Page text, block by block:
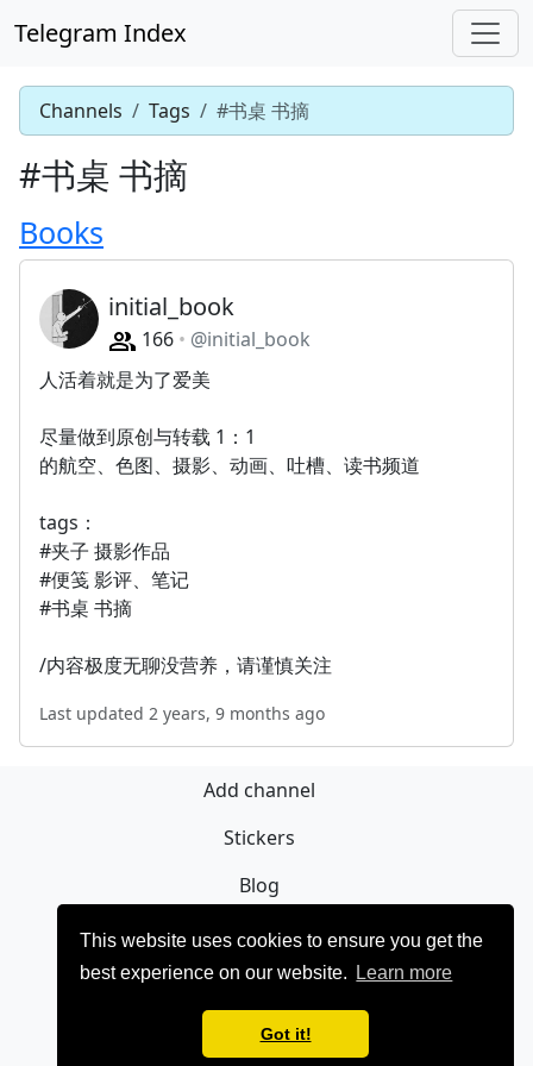
This website uses cookies to ensure you get the
best experience on our website.
Learn more
Got it!
Telegram Index
Channels Tags #书桌 书摘
#书桌 书摘
Books
initial_book
166
@initial_book
人活着就是为了爱美
尽量做到原创与转载 1：1
的航空、色图、摄影、动画、吐槽、读书频道
tags：
#夹子 摄影作品
#便笺 影评、笔记
#书桌 书摘
/内容极度无聊没营养，请谨慎关注
Last updated 2 years, 9 months ago
Add channel
Stickers
Blog
Sign Up
Privacy policy
Contact